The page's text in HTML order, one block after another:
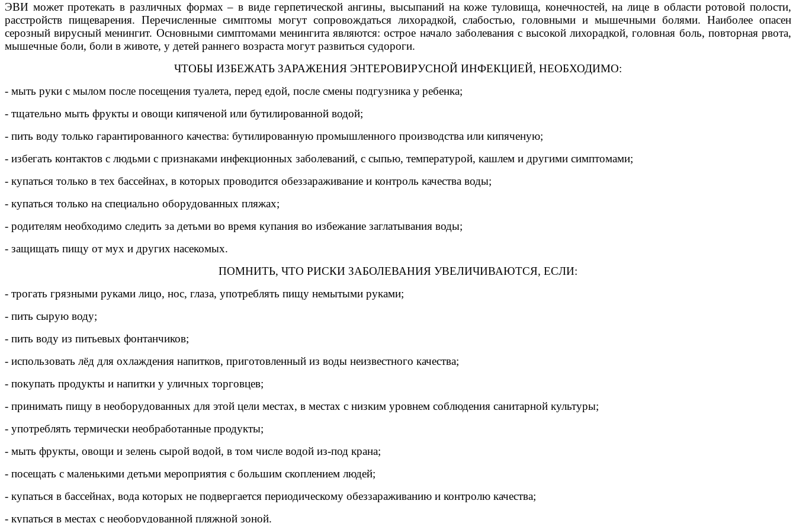
ЭВИ может протекать в различных формах – в виде герпетической ангины, высыпаний на коже туловища, конечностей, на лице в области ротовой полости,
расстройств пищеварения. Перечисленные симптомы могут сопровождаться лихорадкой, слабостью, головными и мышечными болями. Наиболее опасен
серозный вирусный менингит. Основными симптомами менингита являются: острое начало заболевания с высокой лихорадкой, головная боль, повторная рвота,
мышечные боли, боли в животе, у детей раннего возраста могут развиться судороги.
ЧТОБЫ ИЗБЕЖАТЬ ЗАРАЖЕНИЯ ЭНТЕРОВИРУСНОЙ ИНФЕКЦИЕЙ, НЕОБХОДИМО:
- мыть руки с мылом после посещения туалета, перед едой, после смены подгузника у ребенка;
- тщательно мыть фрукты и овощи кипяченой или бутилированной водой;
- пить воду только гарантированного качества: бутилированную промышленного производства или кипяченую;
- избегать контактов с людьми с признаками инфекционных заболеваний, с сыпью, температурой, кашлем и другими симптомами;
- купаться только в тех бассейнах, в которых проводится обеззараживание и контроль качества воды;
- купаться только на специально оборудованных пляжах;
- родителям необходимо следить за детьми во время купания во избежание заглатывания воды;
- защищать пищу от мух и других насекомых.
ПОМНИТЬ, ЧТО РИСКИ ЗАБОЛЕВАНИЯ УВЕЛИЧИВАЮТСЯ, ЕСЛИ:
- трогать грязными руками лицо, нос, глаза, употреблять пищу немытыми руками;
- пить сырую воду;
- пить воду из питьевых фонтанчиков;
- использовать лёд для охлаждения напитков, приготовленный из воды неизвестного качества;
- покупать продукты и напитки у уличных торговцев;
- принимать пищу в необорудованных для этой цели местах, в местах с низким уровнем соблюдения санитарной культуры;
- употреблять термически необработанные продукты;
- мыть фрукты, овощи и зелень сырой водой, в том числе водой из-под крана;
- посещать с маленькими детьми мероприятия с большим скоплением людей;
- купаться в бассейнах, вода которых не подвергается периодическому обеззараживанию и контролю качества;
- купаться в местах с необорудованной пляжной зоной.